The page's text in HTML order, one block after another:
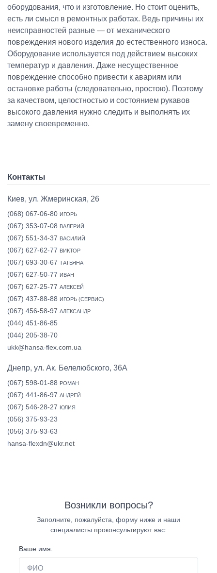
оборудования, что и изготовление. Но стоит оценить,
есть ли смысл в ремонтных работах. Ведь причины их
неисправностей разные — от механического
повреждения нового изделия до естественного износа.
Оборудование используется под действием высоких
температур и давления. Даже несущественное
повреждение способно привести к авариям или
остановке работы (следовательно, простою). Поэтому
за качеством, целостностью и состоянием рукавов
высокого давления нужно следить и выполнять их
замену своевременно.
Контакты
Киев, ул. Жмеринская, 26
(068) 067-06-80 ИГОРЬ
(067) 353-07-08 ВАЛЕРИЙ
(067) 551-34-37 ВАСИЛИЙ
(067) 627-62-77 ВИКТОР
(067) 693-30-67 ТАТЬЯНА
(067) 627-50-77 ИВАН
(067) 627-25-77 АЛЕКСЕЙ
(067) 437-88-88 ИГОРЬ (СЕРВИС)
(067) 456-58-97 АЛЕКСАНДР
(044) 451-86-85
(044) 205-38-70
ukk@hansa-flex.com.ua
Днепр, ул. Ак. Белелюбского, 36А
(067) 598-01-88 РОМАН
(067) 441-86-97 АНДРЕЙ
(067) 546-28-27 ЮЛИЯ
(056) 375-93-23
(056) 375-93-63
hansa-flexdn@ukr.net
Возникли вопросы?
Заполните, пожалуйста, форму ниже и наши
специалисты проконсультируют вас:
Ваше имя: